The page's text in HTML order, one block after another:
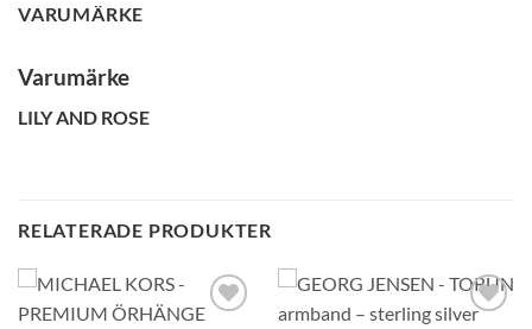
VARUMÄRKE
Varumärke
LILY AND ROSE
RELATERADE PRODUKTER